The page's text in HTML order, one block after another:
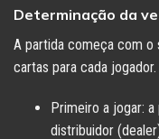
Determinação da
A partida começa com o
cartas para cada jogador.
Primeiro a jogar:
distribuidor